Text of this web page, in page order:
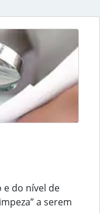
do nível de
a serem